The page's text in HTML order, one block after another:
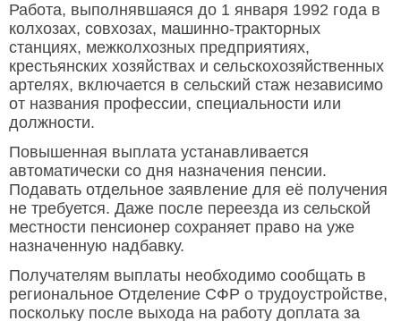
Работа, выполнявшаяся до 1 января 1992 года в
колхозах, совхозах, машинно-тракторных
станциях, межколхозных предприятиях,
крестьянских хозяйствах и сельскохозяйственных
артелях, включается в сельский стаж независимо
от названия профессии, специальности или
должности.
Повышенная выплата устанавливается
автоматически со дня назначения пенсии.
Подавать отдельное заявление для её получения
не требуется. Даже после переезда из сельской
местности пенсионер сохраняет право на уже
назначенную надбавку.
Получателям выплаты необходимо сообщать в
региональное Отделение СФР о трудоустройстве,
поскольку после выхода на работу доплата за